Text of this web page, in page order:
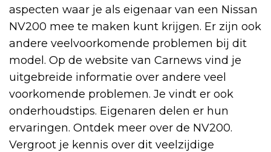
aspecten waar je als eigenaar van een Nissan
NV200 mee te maken kunt krijgen. Er zijn ook
andere veelvoorkomende problemen bij dit
model. Op de website van Carnews vind je
uitgebreide informatie over andere veel
voorkomende problemen. Je vindt er ook
onderhoudstips. Eigenaren delen er hun
ervaringen. Ontdek meer over de NV200.
Vergroot je kennis over dit veelzijdige